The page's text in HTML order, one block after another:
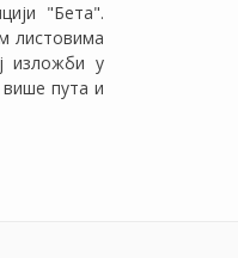
"Бета".
листовима
изложби у
пута и